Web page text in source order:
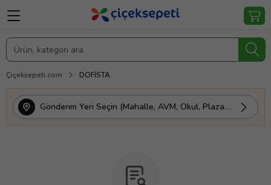
Çiçeksepeti.com DOFİSTA
Gönderim Yeri Seçin (Mahalle, AVM, Okul, Plaza vs.)